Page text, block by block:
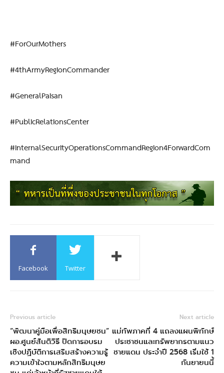
#ForOurMothers
#4thArmyRegionCommander
#GeneralPaisan
#PublicRelationsCenter
#InternalSecurityOperationsCommandRegion4ForwardCom
mand
Facebook Twitter
Previous article
“พัฒนาคู่มือเพื่อสิทธิมนุษยชน”
ผอ.ศูนย์สันติวิธี ปิดการอบรม
เชิงปฏิบัติการเสริมสร้างความรู้
ความเข้าใจตามหลักสิทธิมนุษย
Next article
แม่ทัพภาคที่ 4 แถลงแผนพิทักษ์
ประชาชนและทรัพยากรตามแนว
ชายแดน ประจำปี 2568 เริ่มใช้ 1
กันยายนนี้